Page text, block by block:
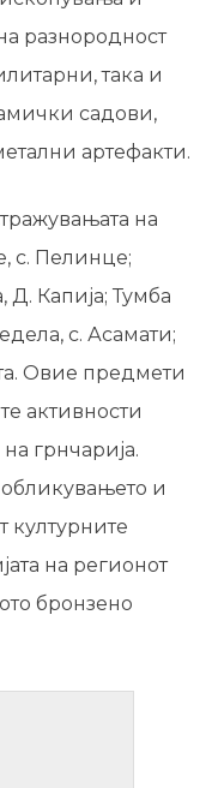
разнородност
така и
садови,
артефакти.
на
с. Пелинце;
Д. Капија; Тумба
с. Асамати;
Овие предмети
активности
грнчарија.
и
културните
на регионот
бронзено